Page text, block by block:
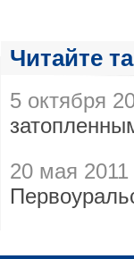
Читайте
5 октября
20 мая